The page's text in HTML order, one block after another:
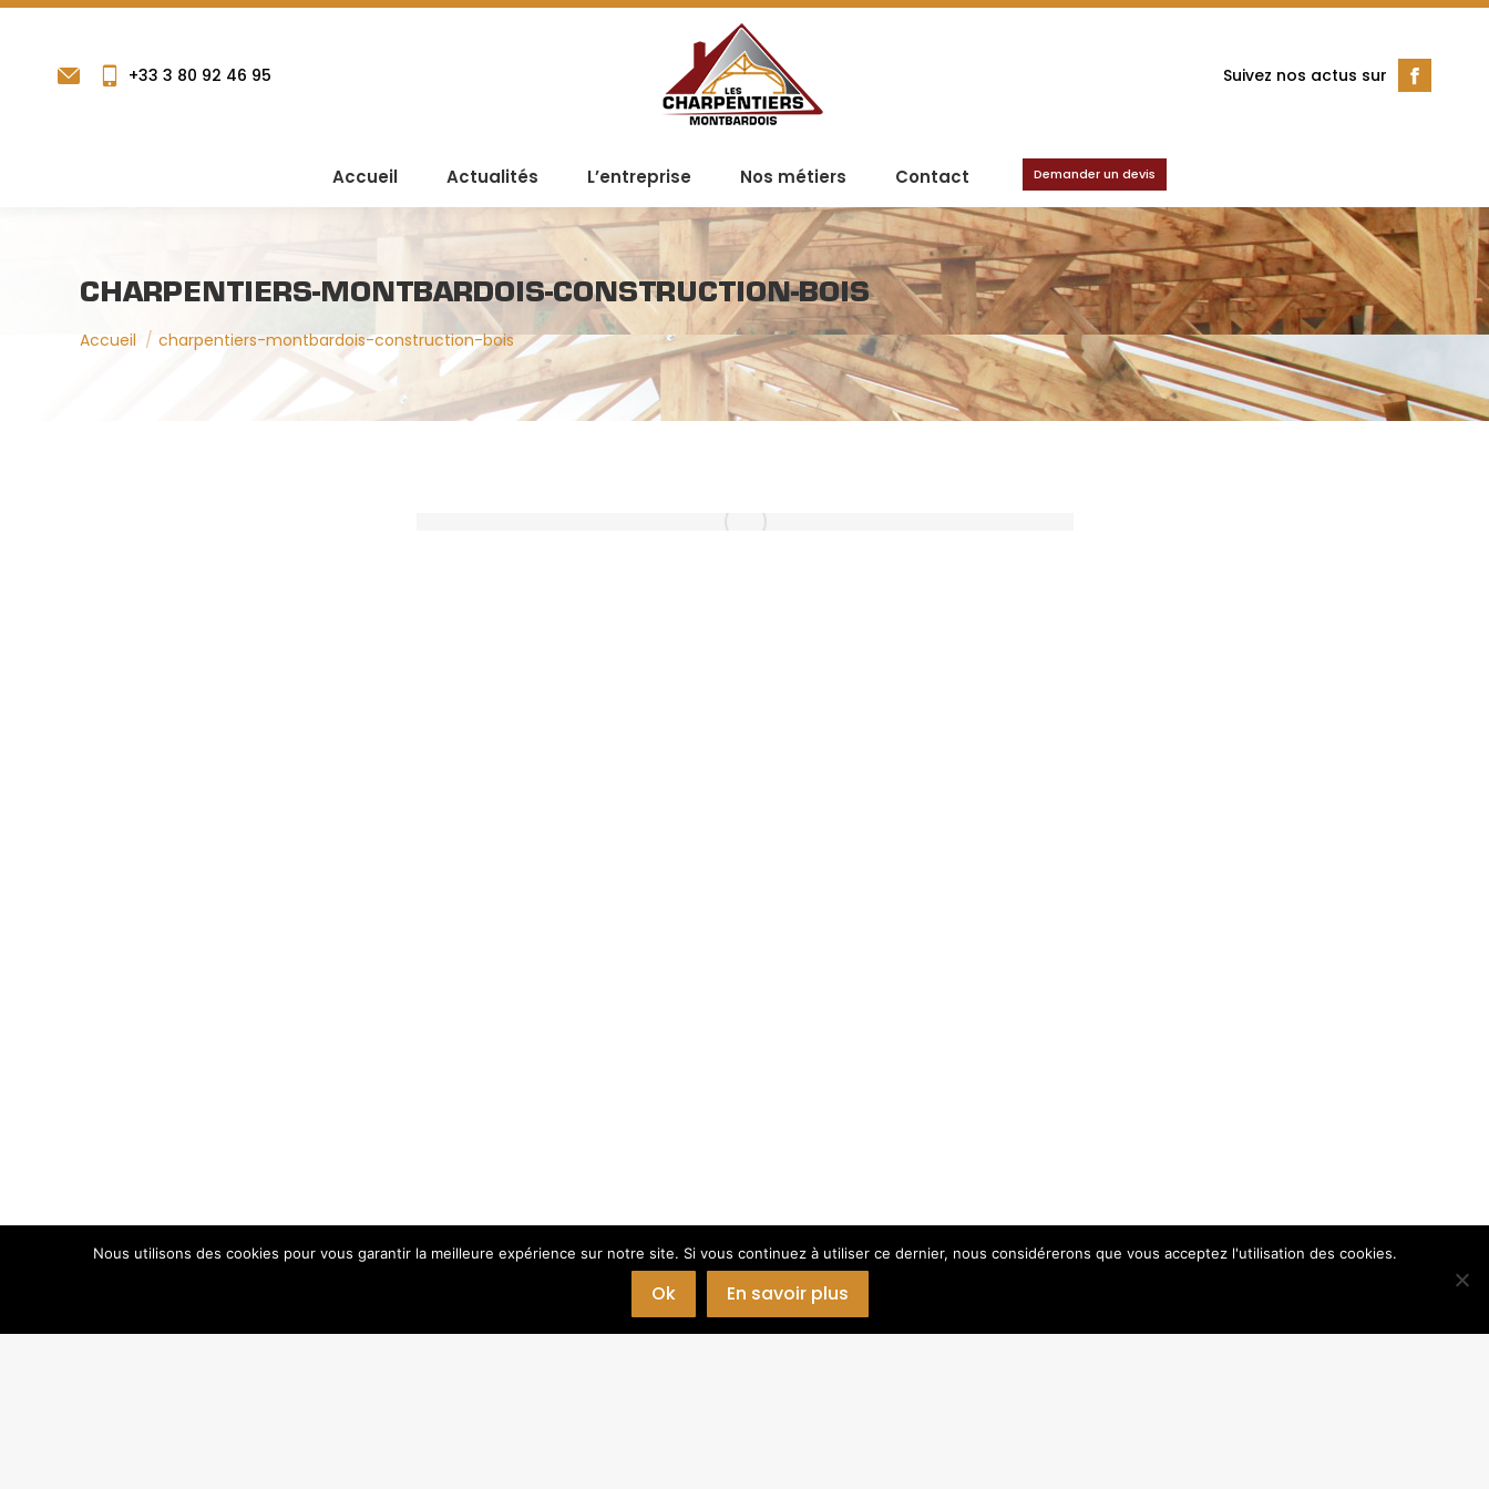
+33 3 80 92 46 95 Suivez nos actus sur
Accueil Actualités L’entreprise Nos métiers Contact Demander un devis
CHARPENTIERS-MONTBARDOIS-CONSTRUCTION-BOIS
Vous êtes ici :
Accueil charpentiers-montbardois-construction-bois
Liens et partenaires
Nous utilisons des cookies pour vous garantir la meilleure expérience sur notre site. Si vous continuez à utiliser ce dernier, nous considérerons que vous acceptez l'utilisation des cookies.
Ok En savoir plus